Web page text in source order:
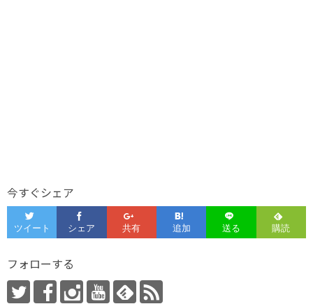
今すぐシェア
フォローする